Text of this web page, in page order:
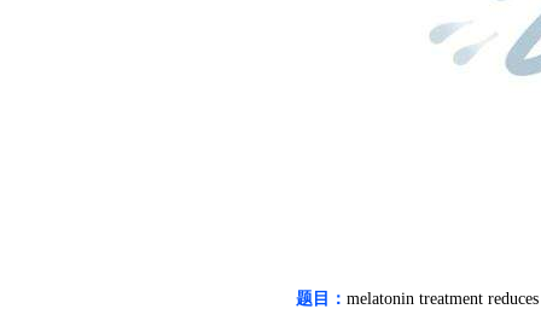
题目： melatonin treatment